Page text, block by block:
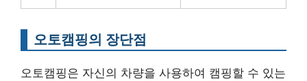
오토캠핑의 장단점
오토캠핑은 자신의 차량을 사용하여 캠핑할 수 있는